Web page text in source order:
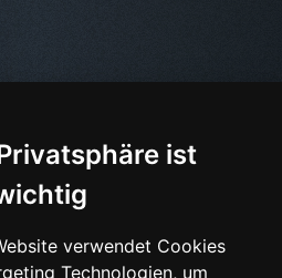
ist
verwendet Cookies
Technologien, um